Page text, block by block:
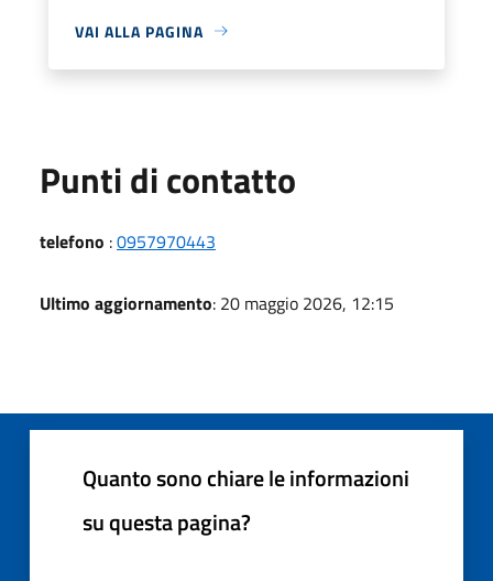
VAI ALLA PAGINA
Punti di contatto
telefono :0957970443
Ultimo aggiornamento: 20 maggio 2026, 12:15
Quanto sono chiare le informazioni
su questa pagina?